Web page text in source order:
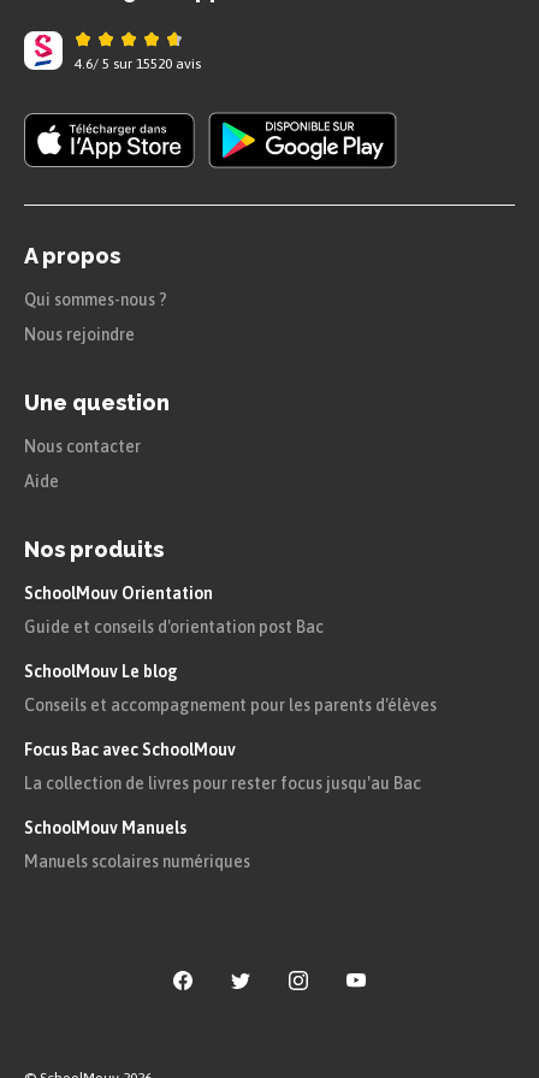
Dans les textes poétiques, on trouve
les chansons ;
Exemple
Une poésie :
Les mots qui font vivre
Il y a des mots qui font vivre
Et ce sont des mots innocents
Et certains noms de fleurs et certains
Le mot courage et le mot découvrir
4.6/ 5 sur 15520 avis
A propos
Qui sommes-nous ?
Nous rejoindre
Une question
Nous contacter
Aide
Nos produits
SchoolMouv Orientation
Guide et conseils d'orientation post Bac
SchoolMouv Le blog
Conseils et accompagnement pour les parents d'élèves
Focus Bac avec SchoolMouv
La collection de livres pour rester focus jusqu'au Bac
SchoolMouv Manuels
Manuels scolaires numériques